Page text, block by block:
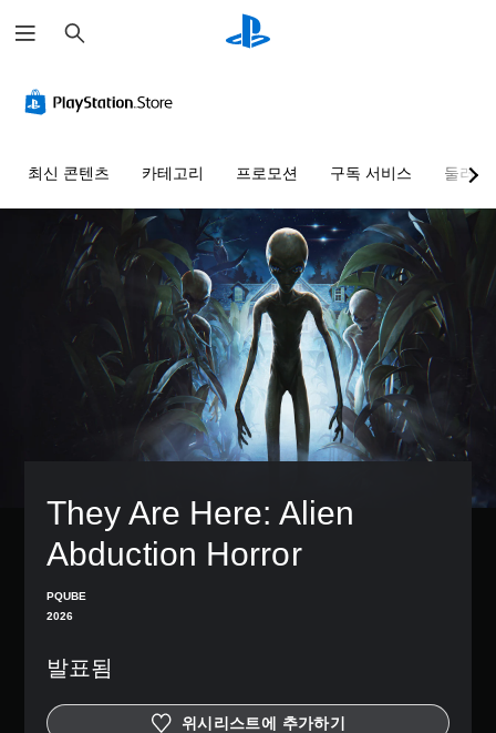
색
최신 콘텐츠 카테고리 프로모션 구독 서비스 둘러보
They Are Here: Alien
Abduction Horror
PQUBE
2026
발표됨
위시리스트에 추가하기